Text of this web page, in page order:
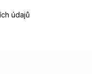
údajů